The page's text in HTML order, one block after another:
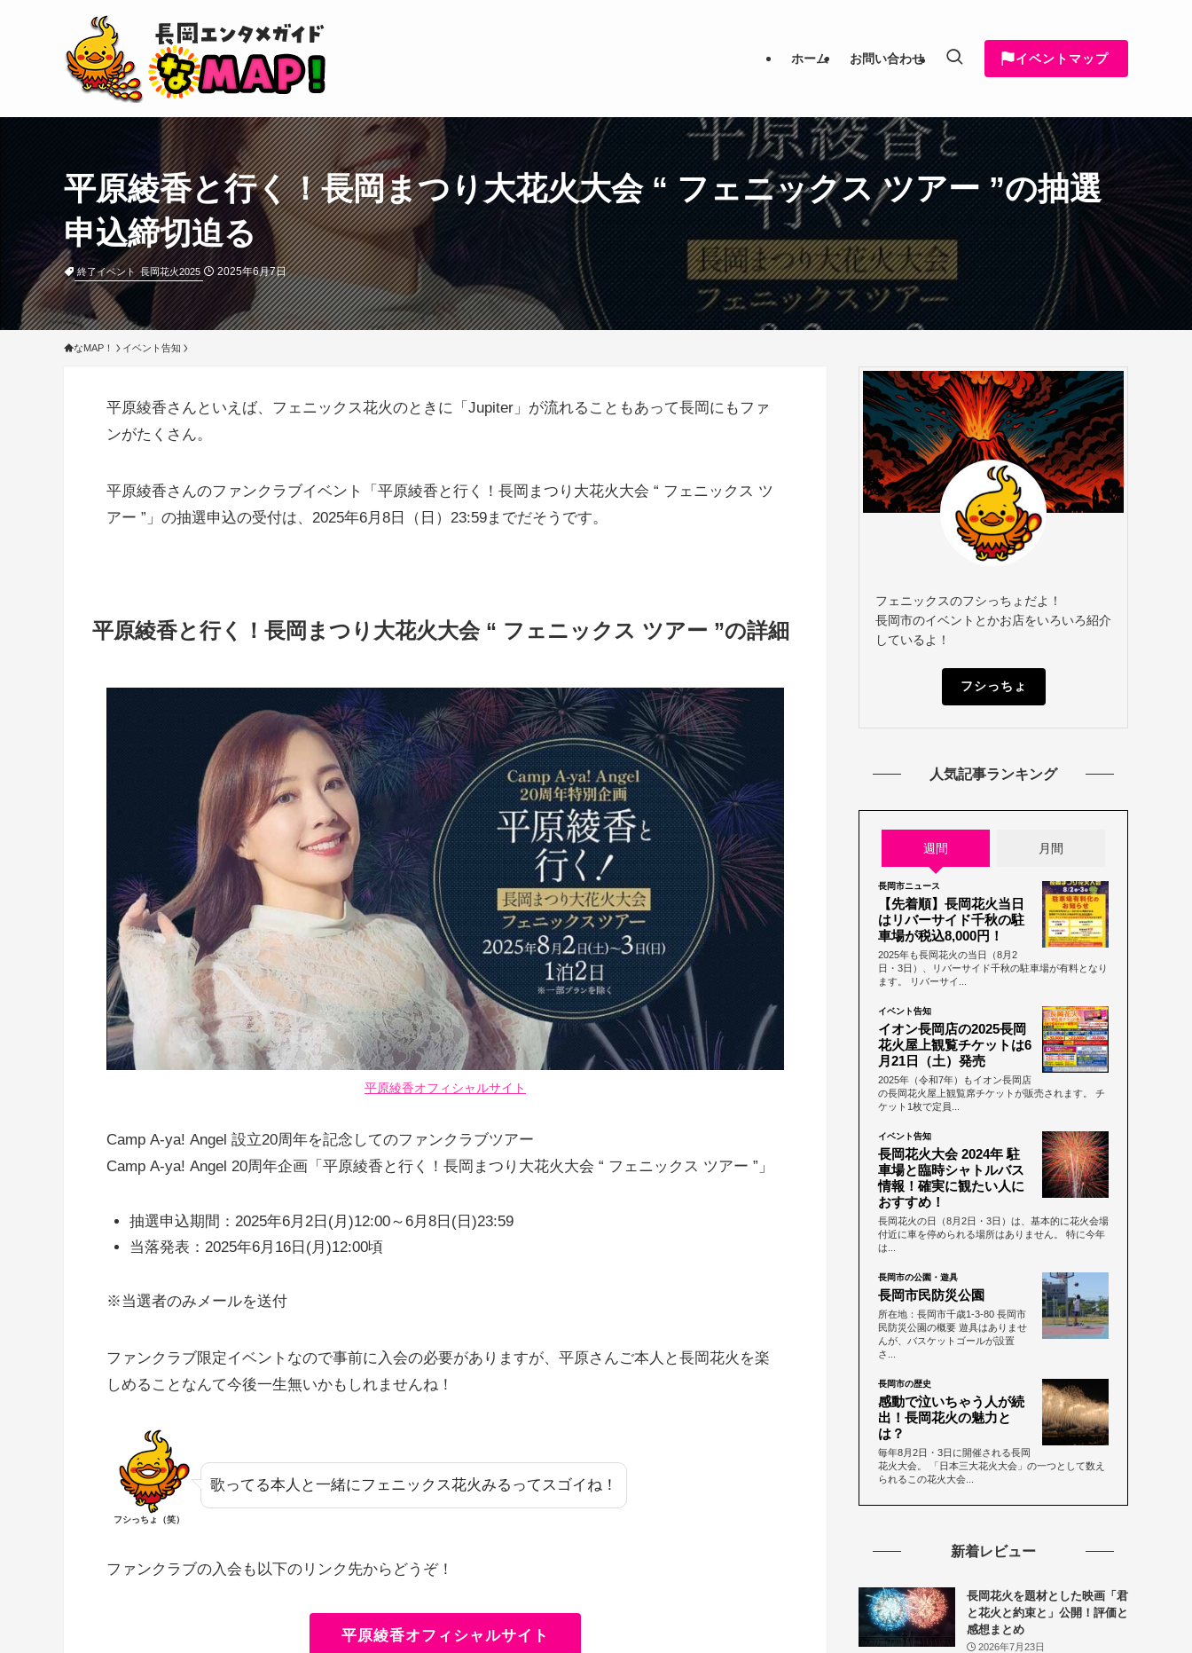
ホーム お問い合わせ イベントマップ
平原綾香と行く！長岡まつり大花火大会 “ フェニックス ツアー ”の抽選
申込締切迫る
終了イベント 長岡花火2025 2025年6月7日
なMAP！ イベント告知
平原綾香さんといえば、フェニックス花火のときに「Jupiter」が流れることもあって長岡にもファ
ンがたくさん。
平原綾香さんのファンクラブイベント「平原綾香と行く！長岡まつり大花火大会 “ フェニックス ツ
アー ”」の抽選申込の受付は、2025年6月8日（日）23:59までだそうです。
平原綾香と行く！長岡まつり大花火大会 “ フェニックス ツアー ”の詳細
平原綾香オフィシャルサイト
Camp A-ya! Angel 設立20周年を記念してのファンクラブツアー
Camp A-ya! Angel 20周年企画「平原綾香と行く！長岡まつり大花火大会 “ フェニックス ツアー ”」
抽選申込期間：2025年6月2日(月)12:00～6月8日(日)23:59
当落発表：2025年6月16日(月)12:00頃
※当選者のみメールを送付
ファンクラブ限定イベントなので事前に入会の必要がありますが、平原さんご本人と長岡花火を楽
しめることなんて今後一生無いかもしれませんね！
フシっちょ（笑）
歌ってる本人と一緒にフェニックス花火みるってスゴイね！
ファンクラブの入会も以下のリンク先からどうぞ！
平原綾香オフィシャルサイト
フェニックスのフシっちょだよ！
長岡市のイベントとかお店をいろいろ紹介
しているよ！
フシっちょ
人気記事ランキング
週間 月間
長岡市ニュース
【先着順】長岡花火当日
はリバーサイド千秋の駐
車場が税込8,000円！
2025年も長岡花火の当日（8月2
日・3日）、リバーサイド千秋の駐車場が有料となり
ます。 リバーサイ...
イベント告知
イオン長岡店の2025長岡
花火屋上観覧チケットは6
月21日（土）発売
2025年（令和7年）もイオン長岡店
の長岡花火屋上観覧席チケットが販売されます。 チ
ケット1枚で定員...
イベント告知
長岡花火大会 2024年 駐
車場と臨時シャトルバス
情報！確実に観たい人に
おすすめ！
長岡花火の日（8月2日・3日）は、基本的に花火会場
付近に車を停められる場所はありません。 特に今年
は...
長岡市の公園・遊具
長岡市民防災公園
所在地：長岡市千歳1-3-80 長岡市
民防災公園の概要 遊具はありませ
んが、バスケットゴールが設置
さ...
長岡市の歴史
感動で泣いちゃう人が続
出！長岡花火の魅力と
は？
毎年8月2日・3日に開催される長岡
花火大会。 「日本三大花火大会」の一つとして数え
られるこの花火大会...
新着レビュー
長岡花火を題材とした映画「君
と花火と約束と」公開！評価と
感想まとめ
2026年7月23日